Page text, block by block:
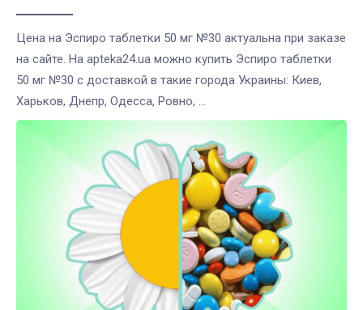
Цена на Эспиро таблетки 50 мг №30 актуальна при заказе
на сайте. На apteka24.ua можно купить Эспиро таблетки
50 мг №30 с доставкой в такие города Украины: Киев,
Харьков, Днепр, Одесса, Ровно, ...